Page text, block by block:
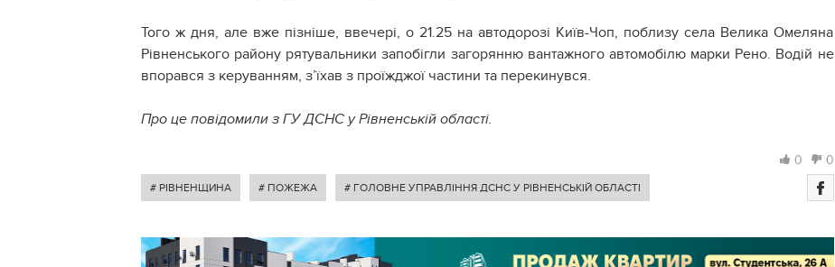
Того ж дня, але вже пізніше, ввечері, о 21.25 на автодорозі Київ-Чоп, поблизу села Велика Омеляна
Рівненського району рятувальники запобігли загорянню вантажного автомобілю марки Рено. Водій не
впорався з керуванням, з’їхав з проїжджої частини та перекинувся.
Про це повідомили з ГУ ДСНС у Рівненській області.
0 0
# РІВНЕНЩИНА # ПОЖЕЖА # ГОЛОВНЕ УПРАВЛІННЯ ДСНС У РІВНЕНСЬКІЙ ОБЛАСТІ